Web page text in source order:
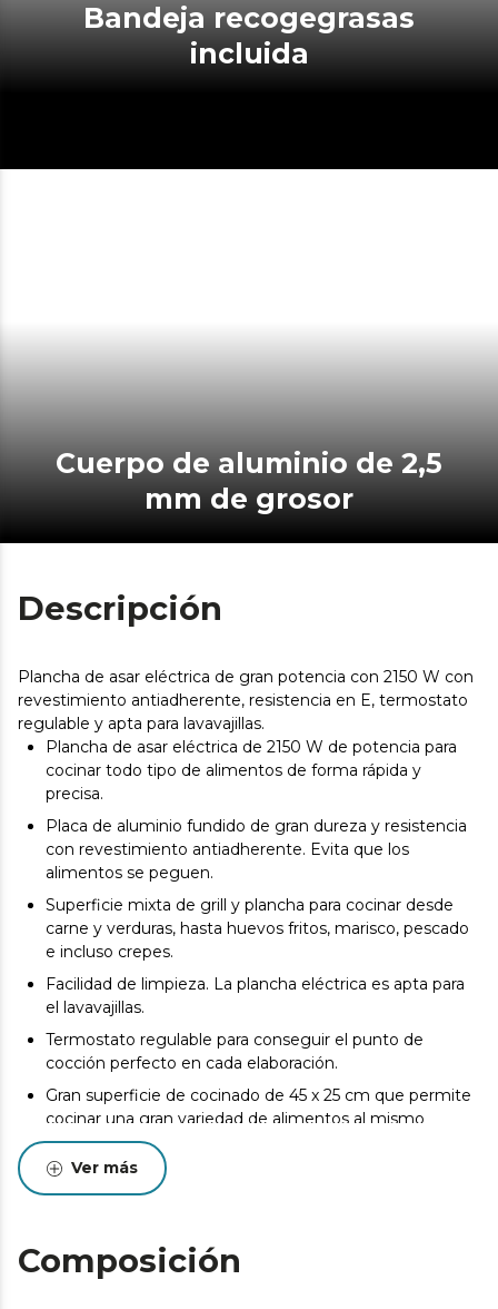
Bandeja recogegrasas
incluida
Cuerpo de aluminio de 2,5
mm de grosor
Descripción
Plancha de asar eléctrica de gran potencia con 2150 W con
revestimiento antiadherente, resistencia en E, termostato
regulable y apta para lavavajillas.
Plancha de asar eléctrica de 2150 W de potencia para
cocinar todo tipo de alimentos de forma rápida y
precisa.
Placa de aluminio fundido de gran dureza y resistencia
con revestimiento antiadherente. Evita que los
alimentos se peguen.
Superficie mixta de grill y plancha para cocinar desde
carne y verduras, hasta huevos fritos, marisco, pescado
e incluso crepes.
Facilidad de limpieza. La plancha eléctrica es apta para
el lavavajillas.
Termostato regulable para conseguir el punto de
cocción perfecto en cada elaboración.
Gran superficie de cocinado de 45 x 25 cm que permite
cocinar una gran variedad de alimentos al mismo
tiempo.
Revestimiento ecológico, libre de PFOA y PTFE.
Diseñado para cocinar directamente en la mesa o
Ver más
Composición